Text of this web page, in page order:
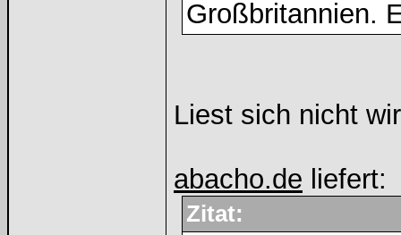
Großbritannien.
Liest sich nicht
abacho.de liefert:
Zitat: